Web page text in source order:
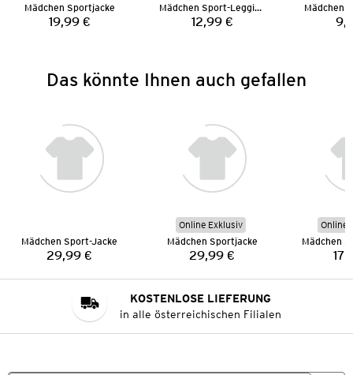
Mädchen Sportjacke
Preis:
19,99 €
Mädchen Sport-Leggings
Preis:
12,99 €
Mädchen
Das könnte Ihnen auch gefallen
Mädchen Sport-Jacke
Preis:
29,99 €
Online Exklusiv
Mädchen Sportjacke
Preis:
29,99 €
Online
KOSTENLOSE LIEFERUNG
in alle österreichischen Filialen